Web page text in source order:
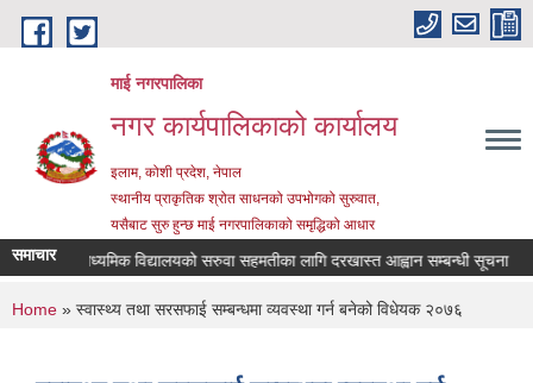
Skip to main content
माई नगरपालिका
नगर कार्यपालिकाको कार्यालय
इलाम, कोशी प्रदेश, नेपाल
स्थानीय प्राकृतिक श्रोत साधनको उपभोगको सुरुवात,
यसैबाट सुरु हुन्छ माई नगरपालिकाको समृद्धिको आधार
समाचार
जनता माध्यमिक विद्यालयको सरुवा सहमतीका लागि दरखास्त आह्वान सम्बन्धी सूचना
You are here
Home » स्वास्थ्य तथा सरसफाई सम्बन्धमा व्यवस्था गर्न बनेको विधेयक २०७६